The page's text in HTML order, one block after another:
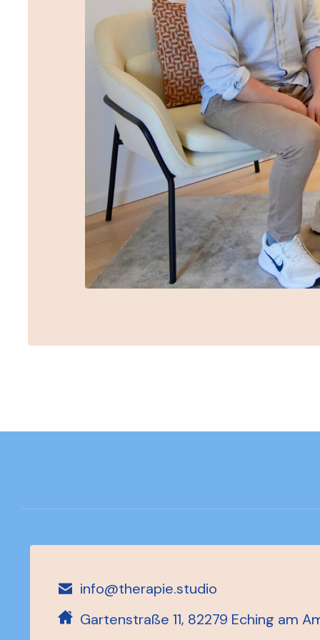
info@therapie.studio
Gartenstraße 11, 82279 Eching am